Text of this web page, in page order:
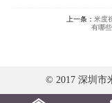
上一条： 米度
有哪
© 2017 深圳市